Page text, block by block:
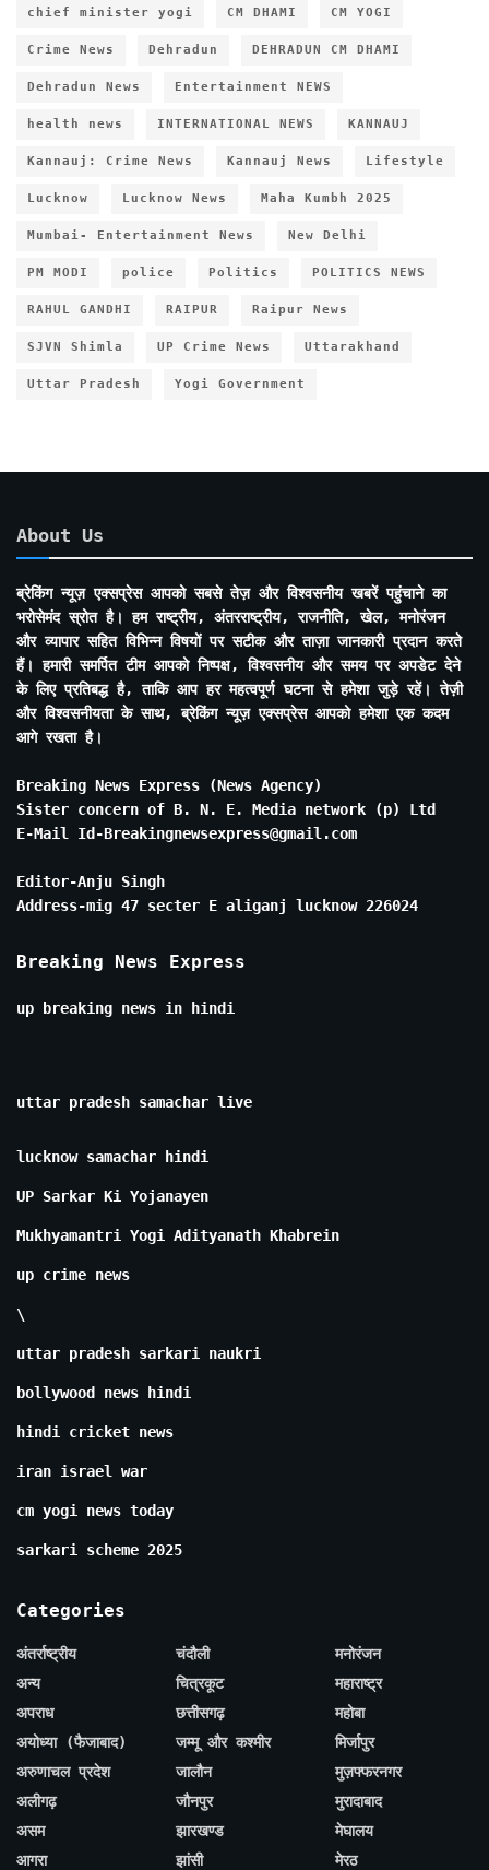
chief minister yogi CM DHAMI CM YOGI
Crime News Dehradun DEHRADUN CM DHAMI
Dehradun News Entertainment NEWS
health news INTERNATIONAL NEWS KANNAUJ
Kannauj: Crime News Kannauj News Lifestyle
Lucknow Lucknow News Maha Kumbh 2025
Mumbai- Entertainment News New Delhi
PM MODI police Politics POLITICS NEWS
RAHUL GANDHI RAIPUR Raipur News
SJVN Shimla UP Crime News Uttarakhand
Uttar Pradesh Yogi Government
About Us
ब्रेकिंग न्यूज़ एक्सप्रेस आपको सबसे तेज़ और विश्वसनीय खबरें पहुंचाने का
भरोसेमंद स्रोत है। हम राष्ट्रीय, अंतरराष्ट्रीय, राजनीति, खेल, मनोरंजन
और व्यापार सहित विभिन्न विषयों पर सटीक और ताज़ा जानकारी प्रदान करते
हैं। हमारी समर्पित टीम आपको निष्पक्ष, विश्वसनीय और समय पर अपडेट देने
के लिए प्रतिबद्ध है, ताकि आप हर महत्वपूर्ण घटना से हमेशा जुड़े रहें। तेज़ी
और विश्वसनीयता के साथ, ब्रेकिंग न्यूज़ एक्सप्रेस आपको हमेशा एक कदम
आगे रखता है।
Breaking News Express (News Agency)
Sister concern of B. N. E. Media network (p) Ltd
E-Mail Id-Breakingnewsexpress@gmail.com
Editor-Anju Singh
Address-mig 47 secter E aliganj lucknow 226024
Breaking News Express
up breaking news in hindi
uttar pradesh samachar live
lucknow samachar hindi
UP Sarkar Ki Yojanayen
Mukhyamantri Yogi Adityanath Khabrein
up crime news
\
uttar pradesh sarkari naukri
bollywood news hindi
hindi cricket news
iran israel war
cm yogi news today
sarkari scheme 2025
Categories
अंतर्राष्ट्रीय
अन्य
अपराध
अयोध्या (फैजाबाद)
अरुणाचल प्रदेश
अलीगढ़
असम
आगरा
चंदौली
चित्रकूट
छत्तीसगढ़
जम्मू और कश्मीर
जालौन
जौनपुर
झारखण्ड
झांसी
मनोरंजन
महाराष्ट्र
महोबा
मिर्जापुर
मुज़फ्फरनगर
मुरादाबाद
मेघालय
मेरठ